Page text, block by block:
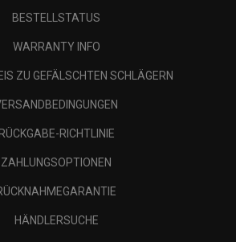
BESTELLSTATUS
WARRANTY INFO
ZU GEFÄLSCHTEN SCHLÄGERN
RÜCKGABE-RICHTLINIE
ZAHLUNGSOPTIONEN
HÄNDLERSUCHE